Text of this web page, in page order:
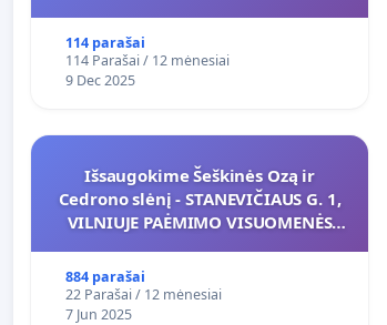
114 parašai
114 Parašai / 12 mėnesiai
9 Dec 2025
Išsaugokime Šeškinės Ozą ir
Cedrono slėnį - STANEVIČIAUS G. 1,
VILNIUJE PAĖMIMO VISUOMENĖS
PRITAIKYMO VIEŠAJAI ŽELDYNŲ
FUNKCIJAI
884 parašai
22 Parašai / 12 mėnesiai
7 Jun 2025